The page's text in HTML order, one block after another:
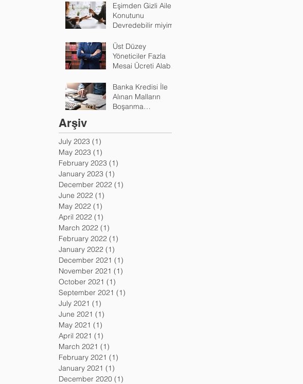
Eşimden Gizli Aile
Konutunu
Devredebilir miyim?
Üst Düzey
Yöneticiler Fazla
Mesai Ücreti Alabilir
Banka Kredisi İle
Alınan Malların
Boşanma
Yapılır?
Arşiv
July 2023 (1)
May 2023 (1)
February 2023 (1)
January 2023 (1)
December 2022 (1)
June 2022 (1)
May 2022 (1)
April 2022 (1)
March 2022 (1)
February 2022 (1)
January 2022 (1)
December 2021 (1)
November 2021 (1)
October 2021 (1)
September 2021 (1)
July 2021 (1)
June 2021 (1)
May 2021 (1)
April 2021 (1)
March 2021 (1)
February 2021 (1)
January 2021 (1)
December 2020 (1)